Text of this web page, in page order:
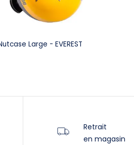
Large - EVEREST
Retrait
en magasin